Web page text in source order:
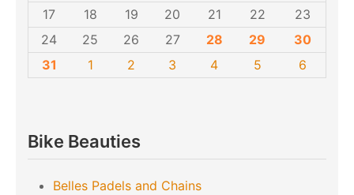
17
18 19 20 21 22
23
24
25 26 27 28 29
30
31
1 2 3 4 5 6
Bike Beauties
Belles Padels and Chains